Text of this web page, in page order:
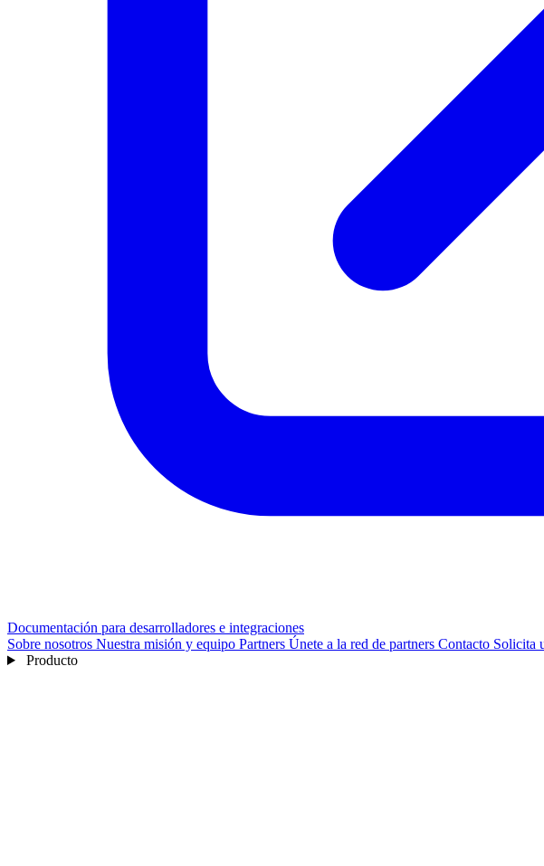
Documentación para desarrolladores e integraciones
Sobre nosotros Nuestra misión y equipo Partners Únete a la red de partners Contacto Solicita
Producto